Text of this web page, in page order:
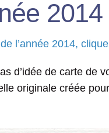
2014
l’année 2014,
d’idée de carte de
originale créée